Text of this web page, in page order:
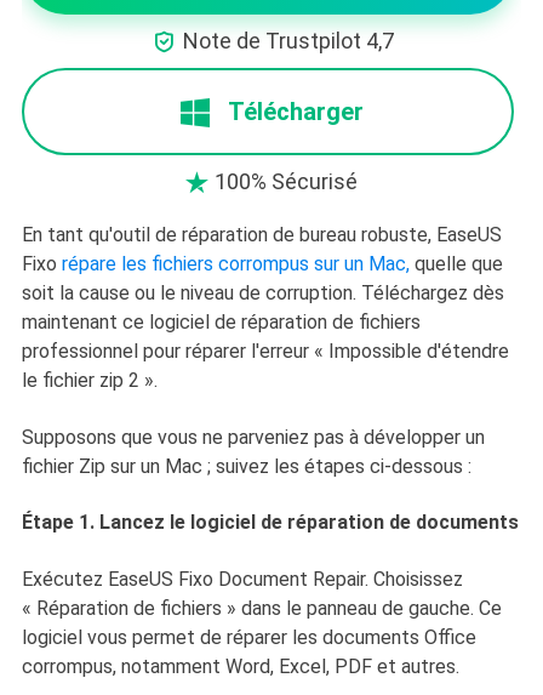
 Note de Trustpilot 4,7
Télécharger
 100% Sécurisé
En tant qu'outil de réparation de bureau robuste, EaseUS
Fixo répare les fichiers corrompus sur un Mac,quelle que
soit la cause ou le niveau de corruption. Téléchargez dès
maintenant ce logiciel de réparation de fichiers
professionnel pour réparer l'erreur « Impossible d'étendre
le fichier zip 2 ».
Supposons que vous ne parveniez pas à développer un
fichier Zip sur un Mac ; suivez les étapes ci-dessous :
Étape 1. Lancez le logiciel de réparation de documents
Exécutez EaseUS Fixo Document Repair. Choisissez
« Réparation de fichiers » dans le panneau de gauche. Ce
logiciel vous permet de réparer les documents Office
corrompus, notamment Word, Excel, PDF et autres.